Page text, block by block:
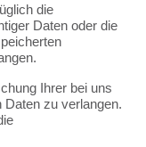
die
Daten oder die
Ihrer bei uns
zu verlangen.